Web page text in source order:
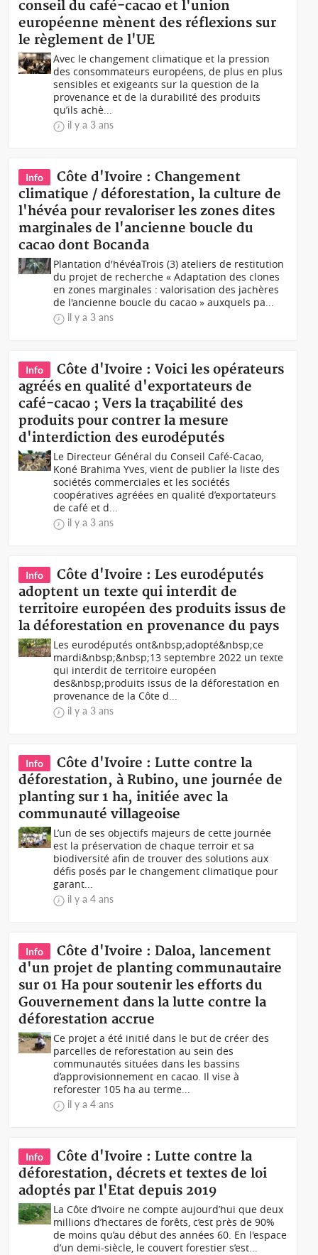
conseil du café-cacao et l'union
européenne mènent des réflexions sur
le règlement de l'UE
Avec le changement climatique et la pression
des consommateurs européens, de plus en plus
sensibles et exigeants sur la question de la
provenance et de la durabilité des produits
qu’ils achè...
il y a 3 ans
Info
Côte d'Ivoire : Changement
climatique / déforestation, la culture de
l'hévéa pour revaloriser les zones dites
marginales de l'ancienne boucle du
cacao dont Bocanda
Plantation d'hévéaTrois (3) ateliers de restitution
du projet de recherche « Adaptation des clones
en zones marginales : valorisation des jachères
de l'ancienne boucle du cacao » auxquels pa...
il y a 3 ans
Info
Côte d'Ivoire : Voici les opérateurs
agréés en qualité d'exportateurs de
café-cacao ; Vers la traçabilité des
produits pour contrer la mesure
d'interdiction des eurodéputés
Le Directeur Général du Conseil Café-Cacao,
Koné Brahima Yves, vient de publier la liste des
sociétés commerciales et les sociétés
coopératives agréées en qualité d’exportateurs
de café et d...
il y a 3 ans
Info
Côte d'Ivoire : Les eurodéputés
adoptent un texte qui interdit de
territoire européen des produits issus de
la déforestation en provenance du pays
Les eurodéputés ont&nbsp;adopté&nbsp;ce
mardi&nbsp;&nbsp;13 septembre 2022 un texte
qui interdit de territoire européen
des&nbsp;produits issus de la déforestation en
provenance de la Côte d...
il y a 3 ans
Info
Côte d'Ivoire : Lutte contre la
déforestation, à Rubino, une journée de
planting sur 1 ha, initiée avec la
communauté villageoise
L’un de ses objectifs majeurs de cette journée
est la préservation de chaque terroir et sa
biodiversité afin de trouver des solutions aux
défis posés par le changement climatique pour
garant...
il y a 4 ans
Info
Côte d'Ivoire : Daloa, lancement
d'un projet de planting communautaire
sur 01 Ha pour soutenir les efforts du
Gouvernement dans la lutte contre la
déforestation accrue
Ce projet a été initié dans le but de créer des
parcelles de reforestation au sein des
communautés situées dans les bassins
d’approvisionnement en cacao. Il vise à
reforester 105 ha au terme...
il y a 4 ans
Info
Côte d'Ivoire : Lutte contre la
déforestation, décrets et textes de loi
adoptés par l'Etat depuis 2019
La Côte d’Ivoire ne compte aujourd’hui que deux
millions d’hectares de forêts, c’est près de 90%
de moins qu’au début des années 60. En l'espace
d’un demi-siècle, le couvert forestier s’est...